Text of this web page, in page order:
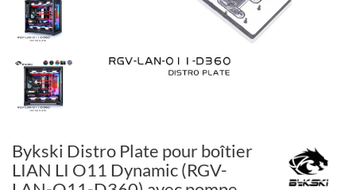
Bykski Distro Plate pour boîtier
LIAN LI O11 Dynamic (RGV-